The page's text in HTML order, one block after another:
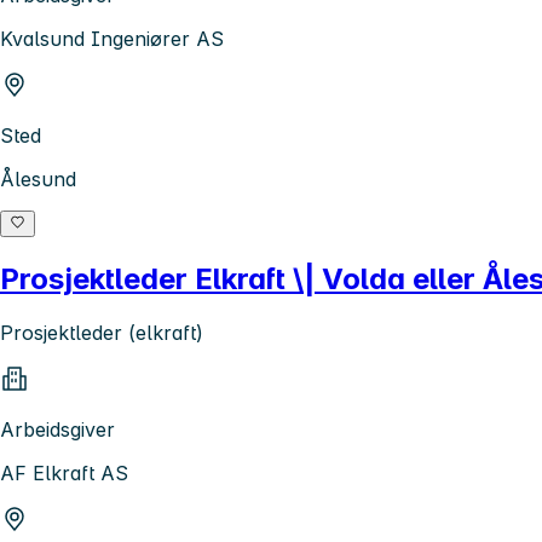
Kvalsund Ingeniører AS
Sted
Ålesund
Prosjektleder Elkraft \| Volda eller
Prosjektleder (elkraft)
Arbeidsgiver
AF Elkraft AS